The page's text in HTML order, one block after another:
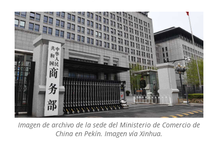
Imagen de archivo de la sede del Ministerio de Comercio de
China en Pekín. Imagen vía Xinhua.